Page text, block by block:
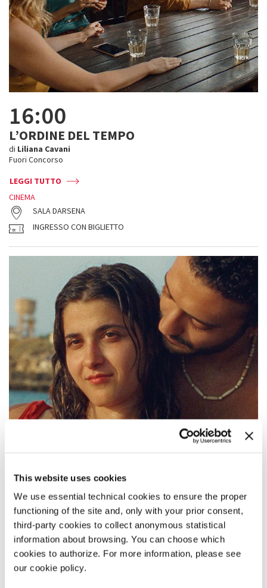
This website uses cookies
We use essential technical cookies to ensure the proper
functioning of the site and, only with your prior consent,
third-party cookies to collect anonymous statistical
information about browsing. You can choose which
cookies to authorize. For more information, please see
our cookie policy.
16:00
L’ORDINE DEL TEMPO
di Liliana Cavani
Fuori Concorso
LEGGI TUTTO
CINEMA
SALA DARSENA
INGRESSO CON BIGLIETTO
16:30
SEA SALT
Orizzonti